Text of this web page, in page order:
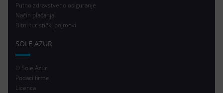
Putno zdravstveno osiguranje
Način plaćanja
Bitni turistički pojmovi
SOLE AZUR
O Sole Azur
Podaci firme
Licenca